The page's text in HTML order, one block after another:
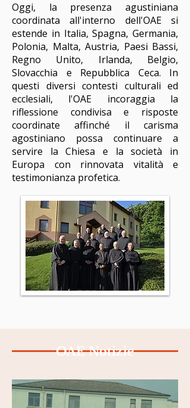
Oggi, la presenza agustiniana
coordinata all'interno dell'OAE si
estende in Italia, Spagna, Germania,
Polonia, Malta, Austria, Paesi Bassi,
Regno Unito, Irlanda, Belgio,
Slovacchia e Repubblica Ceca. In
questi diversi contesti culturali ed
ecclesiali, l'OAE incoraggia la
riflessione condivisa e risposte
coordinate affinché il carisma
agostiniano possa continuare a
servire la Chiesa e la società in
Europa con rinnovata vitalità e
testimonianza profetica.
OAE Notizie